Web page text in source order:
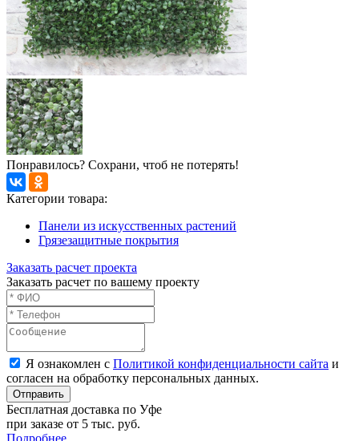
Понравилось? Сохрани, чтоб не потерять!
Категории товара:
Панели из искусственных растений
Грязезащитные покрытия
Заказать расчет проекта
Заказать расчет по вашему проекту
Я ознакомлен с Политикой конфиденциальности сайта и
согласен на обработку персональных данных.
Отправить
Бесплатная доставка по Уфе
при заказе от 5 тыс. руб.
Подробнее